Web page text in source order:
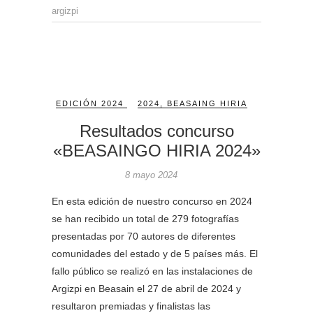
argizpi
EDICIÓN 2024 2024 BEASAING HIRIA
Resultados concurso
«BEASAINGO HIRIA 2024»
8 mayo 2024
En esta edición de nuestro concurso en 2024
se han recibido un total de 279 fotografías
presentadas por 70 autores de diferentes
comunidades del estado y de 5 países más. El
fallo público se realizó en las instalaciones de
Argizpi en Beasain el 27 de abril de 2024 y
resultaron premiadas y finalistas las